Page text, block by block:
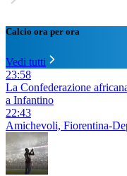
Calcio ora per ora
Vedi tutti
23:58
La Confederazione
a Infantino
22:43
Amichevoli, Fiorentina-